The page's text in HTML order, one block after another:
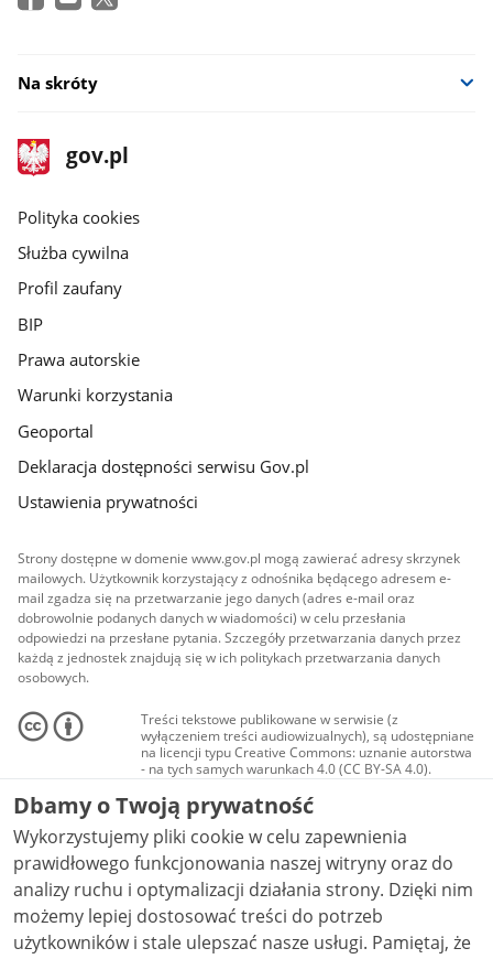
Na skróty
stopka
gov.pl
Strona
gov.pl
gov.pl
Polityka cookies
Służba cywilna
Profil zaufany
BIP
Prawa autorskie
Warunki korzystania
Geoportal
Deklaracja dostępności serwisu Gov.pl
Ustawienia prywatności
Strony dostępne w domenie www.gov.pl mogą zawierać adresy skrzynek
mailowych. Użytkownik korzystający z odnośnika będącego adresem e-
mail zgadza się na przetwarzanie jego danych (adres e-mail oraz
dobrowolnie podanych danych w wiadomości) w celu przesłania
odpowiedzi na przesłane pytania. Szczegóły przetwarzania danych przez
każdą z jednostek znajdują się w ich politykach przetwarzania danych
osobowych.
Treści tekstowe publikowane w serwisie (z
wyłączeniem treści audiowizualnych), są udostępniane
na licencji typu Creative Commons: uznanie autorstwa
- na tych samych warunkach 4.0 (CC BY-SA 4.0).
Materiały audiowizualne, w tym zdjęcia, materiały
audio i wideo, są udostępniane na licencji typu
Creative Commons: uznanie autorstwa użycie
niekomercyjne - bez utworów zależnych 4.0 (CC BY-
NC-ND 4.0), o ile nie jest to stwierdzone inaczej.
Dbamy o Twoją prywatność
Wykorzystujemy pliki cookie w celu zapewnienia
prawidłowego funkcjonowania naszej witryny oraz do
analizy ruchu i optymalizacji działania strony. Dzięki nim
możemy lepiej dostosować treści do potrzeb
użytkowników i stale ulepszać nasze usługi. Pamiętaj, że